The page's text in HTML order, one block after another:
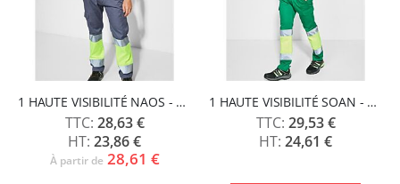
1 HAUTE VISIBILITÉ NAOS - ROLY
28,63 €
23,86 €
À partir de 28,61 €
1 HAUTE VISIBILITÉ SOAN - ROLY
29,53 €
24,61 €